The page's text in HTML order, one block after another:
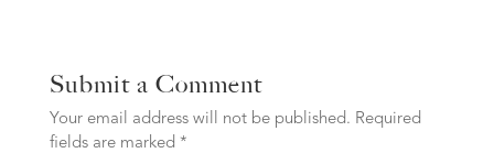
Submit a Comment
Your email address will not be published. Required
fields are marked *